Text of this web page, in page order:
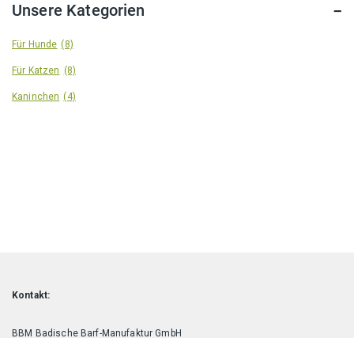
Unsere Kategorien
Für Hunde (8)
Für Katzen (8)
Kaninchen (4)
Kontakt:
BBM Badische Barf-Manufaktur GmbH